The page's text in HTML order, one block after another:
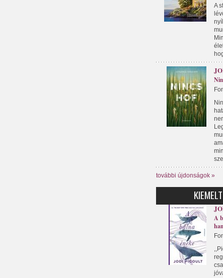
A
további újdonságok »
A